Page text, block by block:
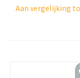
Aan vergelijking